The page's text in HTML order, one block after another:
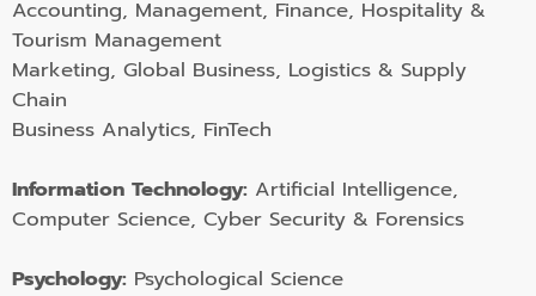
Accounting, Management, Finance, Hospitality &
Tourism Management
Marketing, Global Business, Logistics & Supply
Chain
Business Analytics, FinTech
Information Technology: Artificial Intelligence,
Computer Science, Cyber Security & Forensics
Psychology: Psychological Science